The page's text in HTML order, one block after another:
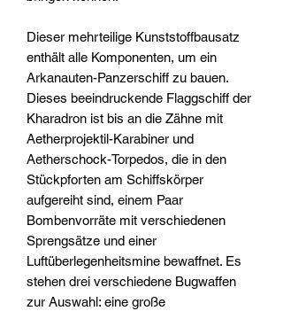
Dieser mehrteilige Kunststoffbausatz
enthält alle Komponenten, um ein
Arkanauten-Panzerschiff zu bauen.
Dieses beeindruckende Flaggschiff der
Kharadron ist bis an die Zähne mit
Aetherprojektil-Karabiner und
Aetherschock-Torpedos, die in den
Stückpforten am Schiffskörper
aufgereiht sind, einem Paar
Bombenvorräte mit verschiedenen
Sprengsätze und einer
Luftüberlegenheitsmine bewaffnet. Es
stehen drei verschiedene Bugwaffen
zur Auswahl: eine große